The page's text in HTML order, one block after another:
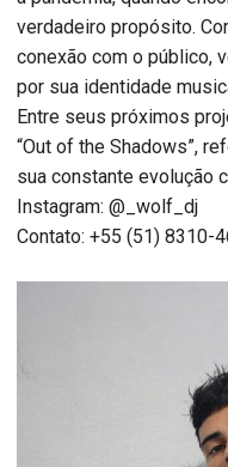
verdadeiro propósito.
conexão com o público,
por sua identidade
Entre seus próximos
“Out of the Shadows”,
sua constante evolução
Instagram: @_wolf_dj
Contato: +55 (51) 8310-